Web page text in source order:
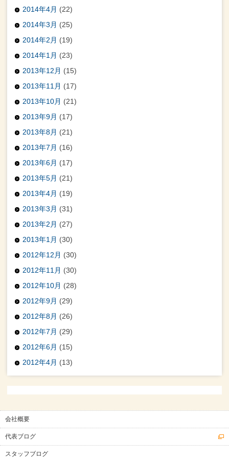
2014年4月 (22)
2014年3月 (25)
2014年2月 (19)
2014年1月 (23)
2013年12月 (15)
2013年11月 (17)
2013年10月 (21)
2013年9月 (17)
2013年8月 (21)
2013年7月 (16)
2013年6月 (17)
2013年5月 (21)
2013年4月 (19)
2013年3月 (31)
2013年2月 (27)
2013年1月 (30)
2012年12月 (30)
2012年11月 (30)
2012年10月 (28)
2012年9月 (29)
2012年8月 (26)
2012年7月 (29)
2012年6月 (15)
2012年4月 (13)
会社概要
代表ブログ
スタッフブログ